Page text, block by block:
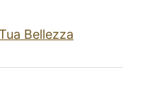
Bellezza